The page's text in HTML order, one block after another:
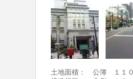
土地面積： 公簿 １１